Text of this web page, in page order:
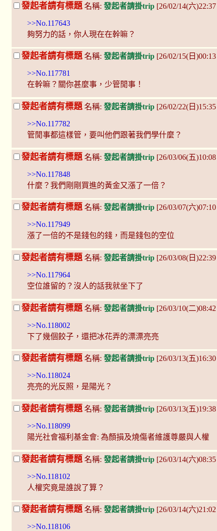
發起者請有標題 名稱: 發起者請掛trip [26/02/14(六
>>No.117643
夠努力的話，你人現在在幹嘛？
發起者請有標題 名稱: 發起者請掛trip [26/02/15(日
>>No.117781
在幹嘛？關你甚麼事，少管閒事！
發起者請有標題 名稱: 發起者請掛trip [26/02/22(日
>>No.117782
管閒事都這樣管，要叫他們跟著我們學什麼？
發起者請有標題 名稱: 發起者請掛trip [26/03/06(五
>>No.117848
什麼？我們剛剛買進的黃金又漲了一倍？
發起者請有標題 名稱: 發起者請掛trip [26/03/07(六
>>No.117949
漲了一倍的不是錢包的錢，而是錢包的空位
發起者請有標題 名稱: 發起者請掛trip [26/03/08(日
>>No.117964
空位誰留的？沒人的話我就坐下了
發起者請有標題 名稱: 發起者請掛trip [26/03/10(二
>>No.118002
下了幾個餃子，還把冰花弄的漂漂亮亮
發起者請有標題 名稱: 發起者請掛trip [26/03/13(五
>>No.118024
亮亮的光反照，是陽光？
發起者請有標題 名稱: 發起者請掛trip [26/03/13(五
>>No.118099
陽光社會福利基金會: 為顏損及燒傷者維護尊嚴與人權
發起者請有標題 名稱: 發起者請掛trip [26/03/14(六
>>No.118102
人權究竟是誰說了算？
發起者請有標題 名稱: 發起者請掛trip [26/03/14(六
>>No.118106